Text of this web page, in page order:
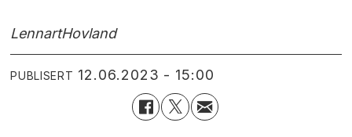
LennartHovland
PUBLISERT 12.06.2023 - 15:00